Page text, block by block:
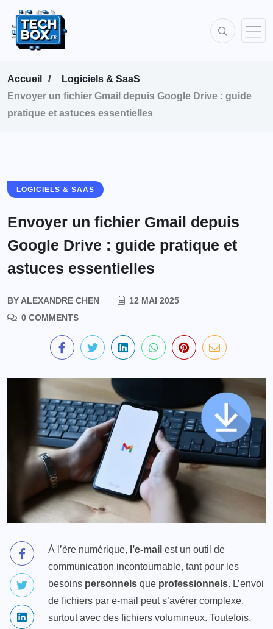
Accueil
Logiciels & SaaS
Envoyer un fichier Gmail depuis Google Drive : guide
pratique et astuces essentielles
LOGICIELS & SAAS
Envoyer un fichier Gmail depuis
Google Drive : guide pratique et
astuces essentielles
BY ALEXANDRE CHEN
12 MAI 2025
0 COMMENTS
À l’ère numérique, l’e-mail est un outil de
communication incontournable, tant pour les
besoins personnels que professionnels. L’envoi
de fichiers par e-mail peut s’avérer complexe,
surtout avec des fichiers volumineux. Toutefois,